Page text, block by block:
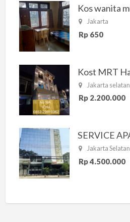
Jakarta
Rp 650
Jakarta selatan
Rp 2.200.000
Jakarta Selatan
Rp 4.500.000